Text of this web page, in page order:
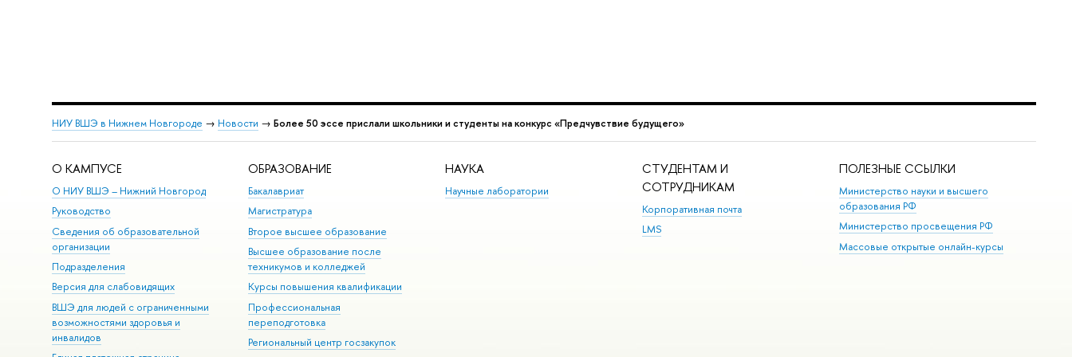
НИУ ВШЭ в Нижнем Новгороде → Новости → Более 50 эссе прислали школьники и студенты на конкурс «Предчувствие будущего»
О КАМПУСЕ
О НИУ ВШЭ – Нижний Новгород
Руководство
Сведения об образовательной
организации
Подразделения
Версия для слабовидящих
ВШЭ для людей с ограниченными
возможностями здоровья и
инвалидов
ОБРАЗОВАНИЕ
Бакалавриат
Магистратура
Второе высшее образование
Высшее образование после
техникумов и колледжей
Курсы повышения квалификации
Профессиональная
переподготовка
Региональный центр госзакупок
НАУКА
Научные лаборатории
СТУДЕНТАМ И
СОТРУДНИКАМ
Корпоративная почта
LMS
ПОЛЕЗНЫЕ ССЫЛКИ
Министерство науки и высшего
образования РФ
Министерство просвещения РФ
Массовые открытые онлайн-курсы